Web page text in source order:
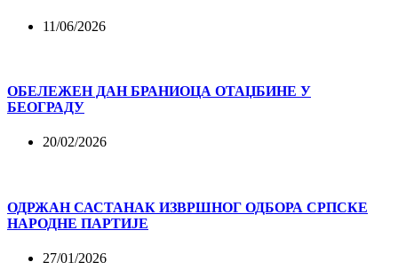
11/06/2026
ОБЕЛЕЖЕН ДАН БРАНИОЦА ОТАЏБИНЕ У
БЕОГРАДУ
20/02/2026
ОДРЖАН САСТАНАК ИЗВРШНОГ ОДБОРА СРПСКЕ
НАРОДНЕ ПАРТИЈЕ
27/01/2026